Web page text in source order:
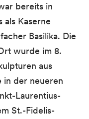
bereits in
als Kaserne
Basilika. Die
wurde im 8.
aus
in der neueren
Laurentius-
St.-Fidelis-